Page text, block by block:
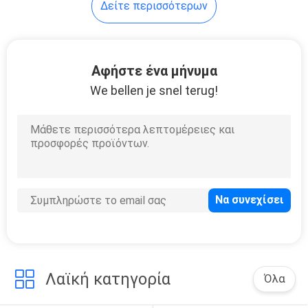
Τεχνητά
εγκαταστάσεων
Δείτε περισσότερων
Αφήστε ένα μήνυμα
We bellen je snel terug!
Λαϊκή κατηγορία Όλα